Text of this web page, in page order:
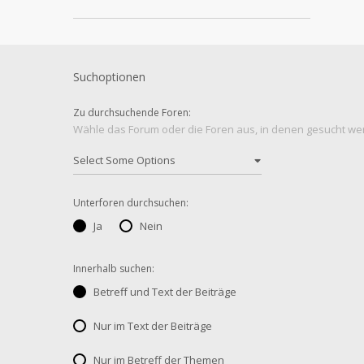
Suchoptionen
Zu durchsuchende Foren:
Wähle das Forum oder die Foren aus, in denen gesucht
Unterforen durchsuchen:
Ja Nein
Innerhalb suchen:
Betreff und Text der Beiträge
Nur im Text der Beiträge
Nur im Betreff der Themen